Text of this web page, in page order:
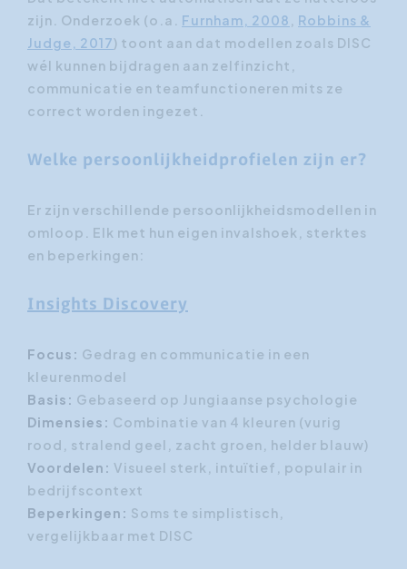
zijn. Onderzoek (o.a. Furnham, 2008
Robbins &
Judge, 2017) toont aan dat modellen zoals DISC
wél kunnen bijdragen aan zelfinzicht,
communicatie en teamfunctioneren mits ze
correct worden ingezet.
Welke persoonlijkheidprofielen zijn er?
Er zijn verschillende persoonlijkheidsmodellen in
omloop. Elk met hun eigen invalshoek, sterktes
en beperkingen:
Insights Discovery
Focus: Gedrag en communicatie in een
kleurenmodel
Basis: Gebaseerd op Jungiaanse psychologie
Dimensies: Combinatie van 4 kleuren (vurig
rood, stralend geel, zacht groen, helder blauw)
Voordelen: Visueel sterk, intuïtief, populair in
bedrijfscontext
Beperkingen: Soms te simplistisch,
vergelijkbaar met DISC